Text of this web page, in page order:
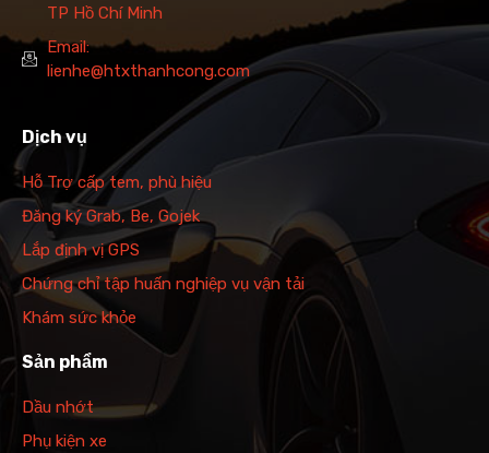
TP Hồ Chí Minh
Email:
lienhe@htxthanhcong.com
Dịch vụ
Hỗ Trợ cấp tem, phù hiệu
Đăng ký Grab, Be, Gojek
Lắp định vị GPS
Chứng chỉ tập huấn nghiệp vụ vận tải
Khám sức khỏe
Sản phẩm
Dầu nhớt
Phụ kiện xe